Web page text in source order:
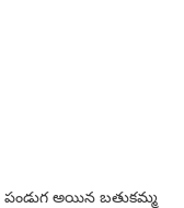
అయిన బతుకమ్మ